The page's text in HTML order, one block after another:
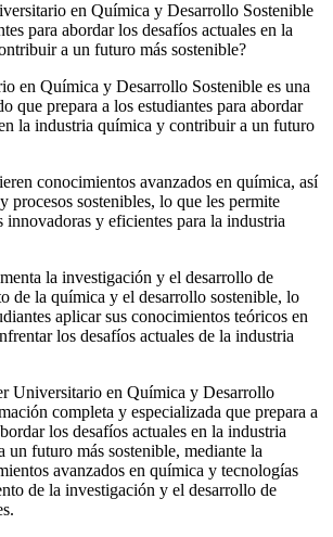
en Química y Desarrollo Sostenible
para abordar los desafíos actuales en la
a un futuro más sostenible?
en Química y Desarrollo Sostenible es una
que prepara a los estudiantes para abordar
la industria química y contribuir a un futuro
conocimientos avanzados en química, así
procesos sostenibles, lo que les permite
innovadoras y eficientes para la industria
la investigación y el desarrollo de
de la química y el desarrollo sostenible, lo
aplicar sus conocimientos teóricos en
los desafíos actuales de la industria
Universitario en Química y Desarrollo
completa y especializada que prepara a
los desafíos actuales en la industria
futuro más sostenible, mediante la
avanzados en química y tecnologías
de la investigación y el desarrollo de